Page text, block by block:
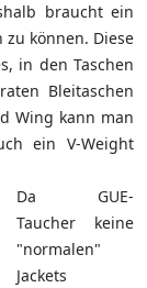
braucht ein
zu können. Diese
in den Taschen
Bleitaschen
Wing kann man
ein V-Weight
Da GUE-
Taucher keine
"normalen"
Jackets